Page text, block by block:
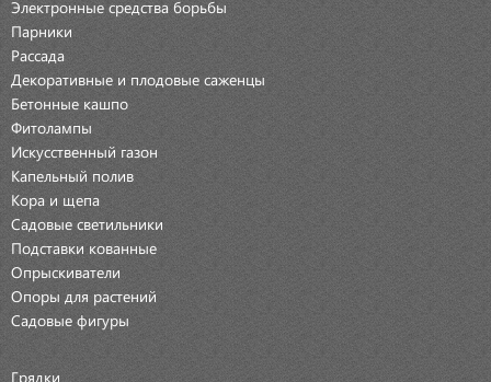
Электронные средства борьбы
Парники
Рассада
Декоративные и плодовые саженцы
Бетонные кашпо
Фитолампы
Искусственный газон
Капельный полив
Кора и щепа
Садовые светильники
Подставки кованные
Опрыскиватели
Опоры для растений
Садовые фигуры
Грядки